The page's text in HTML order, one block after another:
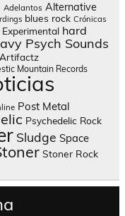
Adelantos Alternative
blues rock Crónicas
Experimental hard
Psych Sounds
Mountain Records
Post Metal
Psychedelic Rock
Sludge Space
Stoner Rock